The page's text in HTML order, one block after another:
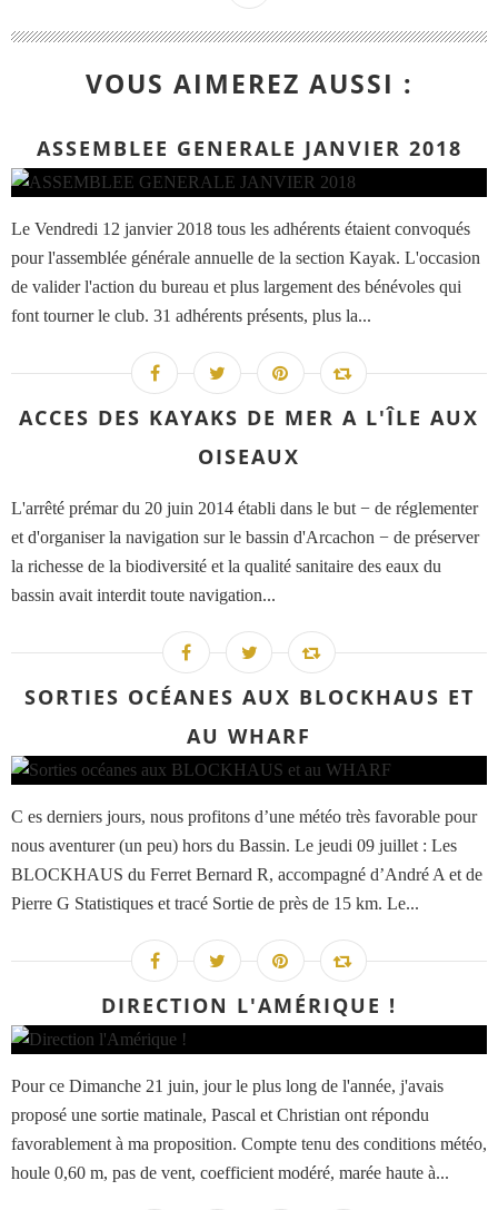
VOUS AIMEREZ AUSSI :
ASSEMBLEE GENERALE JANVIER 2018
Le Vendredi 12 janvier 2018 tous les adhérents étaient convoqués
pour l'assemblée générale annuelle de la section Kayak. L'occasion
de valider l'action du bureau et plus largement des bénévoles qui
font tourner le club. 31 adhérents présents, plus la...
ACCES DES KAYAKS DE MER A L'ÎLE AUX
OISEAUX
L'arrêté prémar du 20 juin 2014 établi dans le but − de réglementer
et d'organiser la navigation sur le bassin d'Arcachon − de préserver
la richesse de la biodiversité et la qualité sanitaire des eaux du
bassin avait interdit toute navigation...
SORTIES OCÉANES AUX BLOCKHAUS ET
AU WHARF
C es derniers jours, nous profitons d’une météo très favorable pour
nous aventurer (un peu) hors du Bassin. Le jeudi 09 juillet : Les
BLOCKHAUS du Ferret Bernard R, accompagné d’André A et de
Pierre G Statistiques et tracé Sortie de près de 15 km. Le...
DIRECTION L'AMÉRIQUE !
Pour ce Dimanche 21 juin, jour le plus long de l'année, j'avais
proposé une sortie matinale, Pascal et Christian ont répondu
favorablement à ma proposition. Compte tenu des conditions météo,
houle 0,60 m, pas de vent, coefficient modéré, marée haute à...